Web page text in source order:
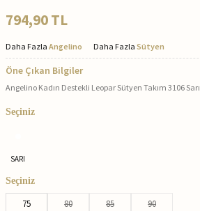
794,90TL
Daha Fazla Angelino Daha Fazla Sütyen
Öne Çıkan Bilgiler
Angelino Kadın Destekli Leopar Sütyen Takım 3106 Sarı
Seçiniz
SARI
Seçiniz
75 80 85 90